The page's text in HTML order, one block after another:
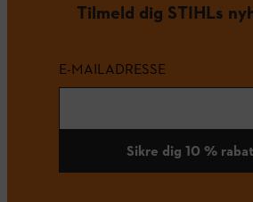
Tilmeld dig STIHLs
E-MAILADRESSE
Sikre dig 10 %